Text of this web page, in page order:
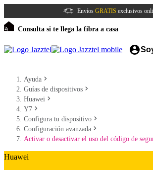
Envíos GRATIS exclusivos
Consulta si te llega la fibra a casa
Ayuda
Guías de dispositivos
Huawei
Y7
Configura tu dispositivo
Configuración avanzada
Activar o desactivar el uso del código de
Huawei